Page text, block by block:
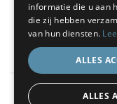
© 2024
informatie die u aan
die zij hebben
van hun diensten.
ALLES
ALLES